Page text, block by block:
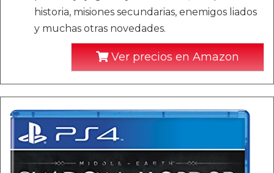
historia, misiones secundarias, enemigos liados
y muchas otras novedades.
Ver precios en Amazon